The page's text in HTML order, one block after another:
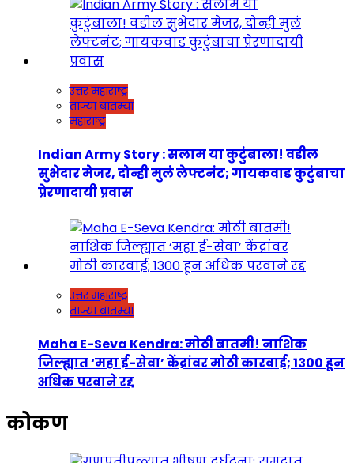
उत्तर महाराष्ट्र
ताज्या बातम्या
महाराष्ट्र
Indian Army Story : सलाम या कुटुंबाला! वडील
सुभेदार मेजर, दोन्ही मुलं लेफ्टनंट; गायकवाड कुटुंबाचा
प्रेरणादायी प्रवास
उत्तर महाराष्ट्र
ताज्या बातम्या
Maha E-Seva Kendra: मोठी बातमी! नाशिक
जिल्ह्यात ‘महा ई-सेवा’ केंद्रांवर मोठी कारवाई; 1300 हून
अधिक परवाने रद्द
कोकण